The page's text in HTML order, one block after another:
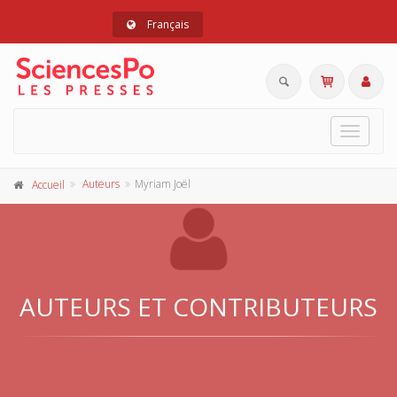
Français
Toggle
Accueil Auteurs Myriam Joël
AUTEURS ET CONTRIBUTEURS